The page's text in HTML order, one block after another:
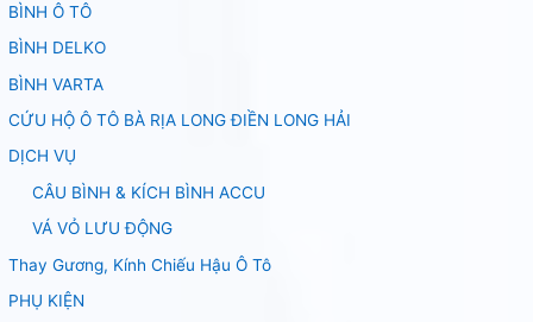
BÌNH Ô TÔ
BÌNH DELKO
BÌNH VARTA
CỨU HỘ Ô TÔ BÀ RỊA LONG ĐIỀN LONG HẢI
DỊCH VỤ
CÂU BÌNH & KÍCH BÌNH ACCU
VÁ VỎ LƯU ĐỘNG
Thay Gương, Kính Chiếu Hậu Ô Tô
PHỤ KIỆN